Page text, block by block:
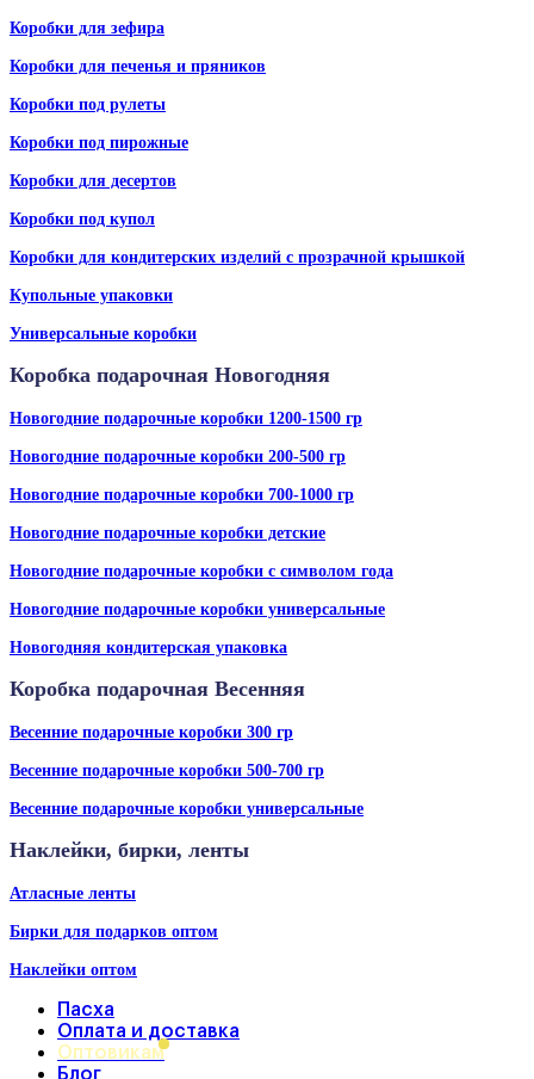
Коробки для зефира
Коробки для печенья и пряников
Коробки под рулеты
Коробки под пирожные
Коробки для десертов
Коробки под купол
Коробки для кондитерских изделий с прозрачной крышкой
Купольные упаковки
Универсальные коробки
Коробка подарочная Новогодняя
Новогодние подарочные коробки 1200-1500 гр
Новогодние подарочные коробки 200-500 гр
Новогодние подарочные коробки 700-1000 гр
Новогодние подарочные коробки детские
Новогодние подарочные коробки с символом года
Новогодние подарочные коробки универсальные
Новогодняя кондитерская упаковка
Коробка подарочная Весенняя
Весенние подарочные коробки 300 гр
Весенние подарочные коробки 500-700 гр
Весенние подарочные коробки универсальные
Наклейки, бирки, ленты
Атласные ленты
Бирки для подарков оптом
Наклейки оптом
Пасха
Оплата и доставка
Оптовикам
Блог